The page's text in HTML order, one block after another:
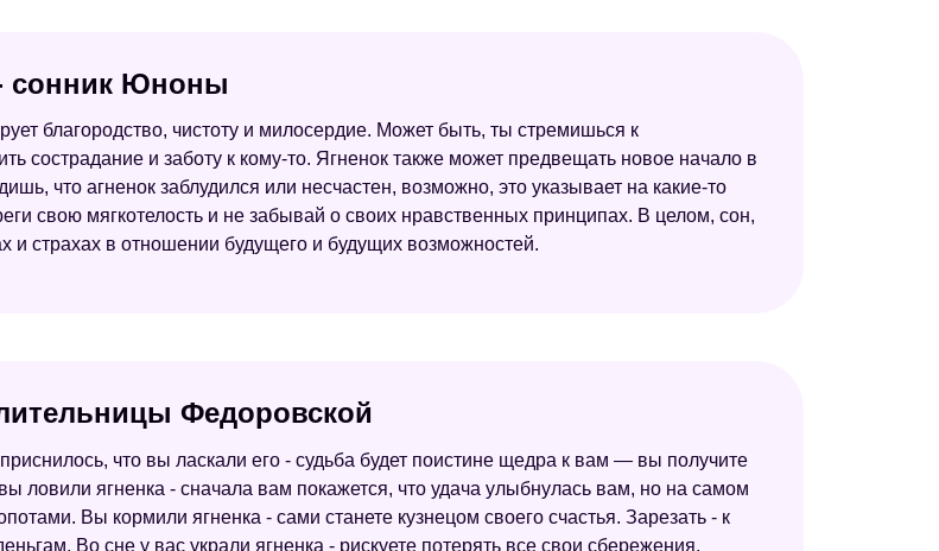
- сонник Юноны
благородство, чистоту и милосердие. Может быть, ты стремишься к
сострадание и заботу к кому-то. Ягненок также может предвещать новое начало в
что агненок заблудился или несчастен, возможно, это указывает на какие-то
свою мягкотелость и не забывай о своих нравственных принципах. В целом, сон,
и страхах в отношении будущего и будущих возможностей.
Федоровской
что вы ласкали его - судьба будет поистине щедра к вам — вы получите
ловили ягненка - сначала вам покажется, что удача улыбнулась вам, но на самом
Вы кормили ягненка - сами станете кузнецом своего счастья. Зарезать - к
Во сне у вас украли ягненка - рискуете потерять все свои сбережения.